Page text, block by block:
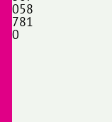
058
781
0